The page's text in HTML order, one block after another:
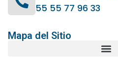
55 55 77 96 33
Mapa del Sitio